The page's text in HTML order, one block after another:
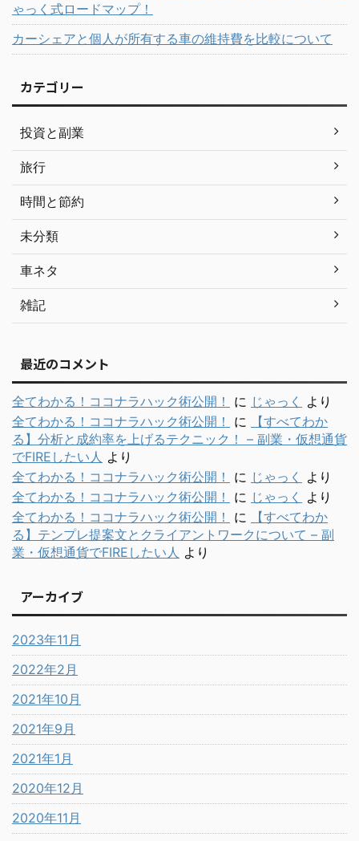
ゃっく式ロードマップ！
カーシェアと個人が所有する車の維持費を比較について
カテゴリー
投資と副業
旅行
時間と節約
未分類
車ネタ
雑記
最近のコメント
全てわかる！ココナラハック術公開！ に じゃっく
より
全てわかる！ココナラハック術公開！
に
【すべてわか
る】分析と成約率を上げるテクニック！ – 副業・仮想通貨
でFIREしたい人 より
全てわかる！ココナラハック術公開！
に じゃっく
より
全てわかる！ココナラハック術公開！
に じゃっく
より
全てわかる！ココナラハック術公開！
に
【すべてわか
る】テンプレ提案文とクライアントワークについて – 副
業・仮想通貨でFIREしたい人 より
アーカイブ
2023年11月
2022年2月
2021年10月
2021年9月
2021年1月
2020年12月
2020年11月